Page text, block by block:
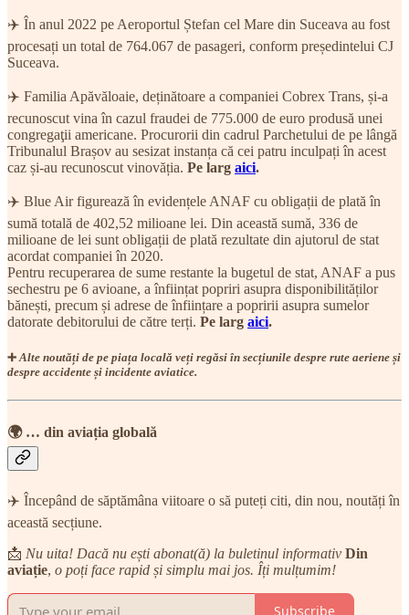
✈️ În anul 2022 pe Aeroportul Ștefan cel Mare din Suceava au fost
procesați un total de 764.067 de pasageri, conform președintelui CJ
Suceava.
✈️ Familia Apăvăloaie, deținătoare a companiei Cobrex Trans, și-a
recunoscut vina în cazul fraudei de 775.000 de euro produsă unei
congregaţii americane. Procurorii din cadrul Parchetului de pe lângă
Tribunalul Brașov au sesizat instanța că cei patru inculpați în acest
caz și-au recunoscut vinovăția. Pe larg aici.
✈️ Blue Air figurează în evidențele ANAF cu obligații de plată în
sumă totală de 402,52 milioane lei. Din această sumă, 336 de
milioane de lei sunt obligații de plată rezultate din ajutorul de stat
acordat companiei în 2020.
Pentru recuperarea de sume restante la bugetul de stat, ANAF a pus
sechestru pe 6 avioane, a înființat popriri asupra disponibilităților
bănești, precum și adrese de înființare a popririi asupra sumelor
datorate debitorului de către terți. Pe larg aici.
➕Alte noutăți de pe piața locală veți regăsi în secțiunile despre rute aeriene și
despre accidente și incidente aviatice.
🌍 … din aviația globală
✈️ Începând de săptămâna viitoare o să puteți citi, din nou, noutăți în
această secțiune.
📩 Nu uita! Dacă nu ești abonat(ă) la buletinul informativ Din
aviație, o poți face rapid și simplu mai jos. Îți mulțumim!
Subscribe